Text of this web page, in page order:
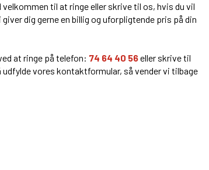
til at ringe eller skrive til os, hvis du vil
dig gerne en billig og uforpligtende pris på din
at ringe på telefon: 74 64 40 56eller skrive til
udfylde vores kontaktformular, så vender vi tilbage